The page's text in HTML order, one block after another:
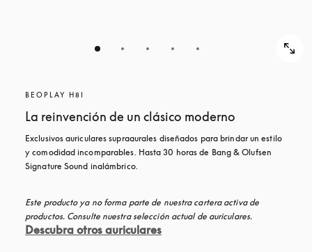
BEOPLAY H8I
La reinvención de un clásico moderno
Exclusivos auriculares supraaurales diseñados para brindar un estilo
y comodidad incomparables. Hasta 30 horas de Bang & Olufsen
Signature Sound inalámbrico.
Este producto ya no forma parte de nuestra cartera activa de
productos. Consulte nuestra selección actual de auriculares.
Descubra otros auriculares